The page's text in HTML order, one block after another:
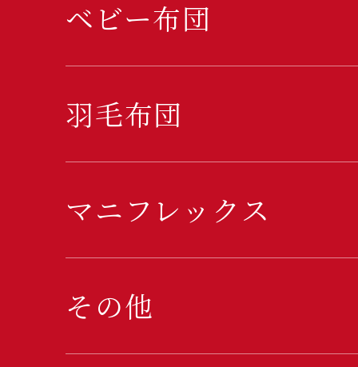
ベビー布団
羽毛布団
マニフレックス
その他